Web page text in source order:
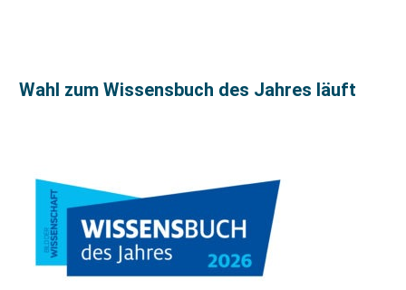
Wahl zum Wissensbuch des Jahres läuft